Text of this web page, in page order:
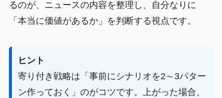
るのが、ニュースの内容を整理し、自分なりに
「本当に価値があるか」を判断する視点です。
ヒント
寄り付き戦略は「事前にシナリオを2～3パター
ン作っておく」のがコツです。上がった場合、